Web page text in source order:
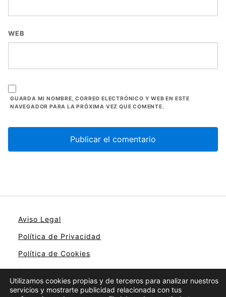
WEB
GUARDA MI NOMBRE, CORREO ELECTRÓNICO Y WEB EN ESTE
NAVEGADOR PARA LA PRÓXIMA VEZ QUE COMENTE.
Aviso Legal
Política de Privacidad
Política de Cookies
Contacto
Utilizamos cookies propias y de terceros para analizar nuestros
servicios y mostrarte publicidad relacionada con tus